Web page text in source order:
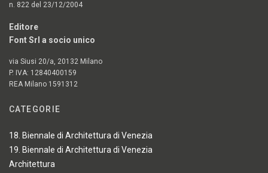
n. 822 del 23/12/2004
Editore
Font Srl a socio unico
via Siusi 20/a, 20132 Milano
P. IVA: 12840400159
REA Milano 1591312
CATEGORIE
18. Biennale di Architettura di Venezia
19. Biennale di Architettura di Venezia
Architettura